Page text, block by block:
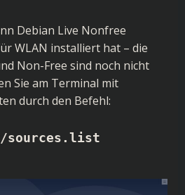
Debian Live Nonfree
WLAN installiert hat – die
Non-Free sind noch nicht
Sie am Terminal mit
durch den Befehl:
sources.list